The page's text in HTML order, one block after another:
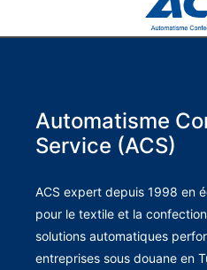
Automatisme
Service (ACS)
ACS expert depuis 1998 en
pour le textile et la
solutions automatiques
entreprises sous douane en